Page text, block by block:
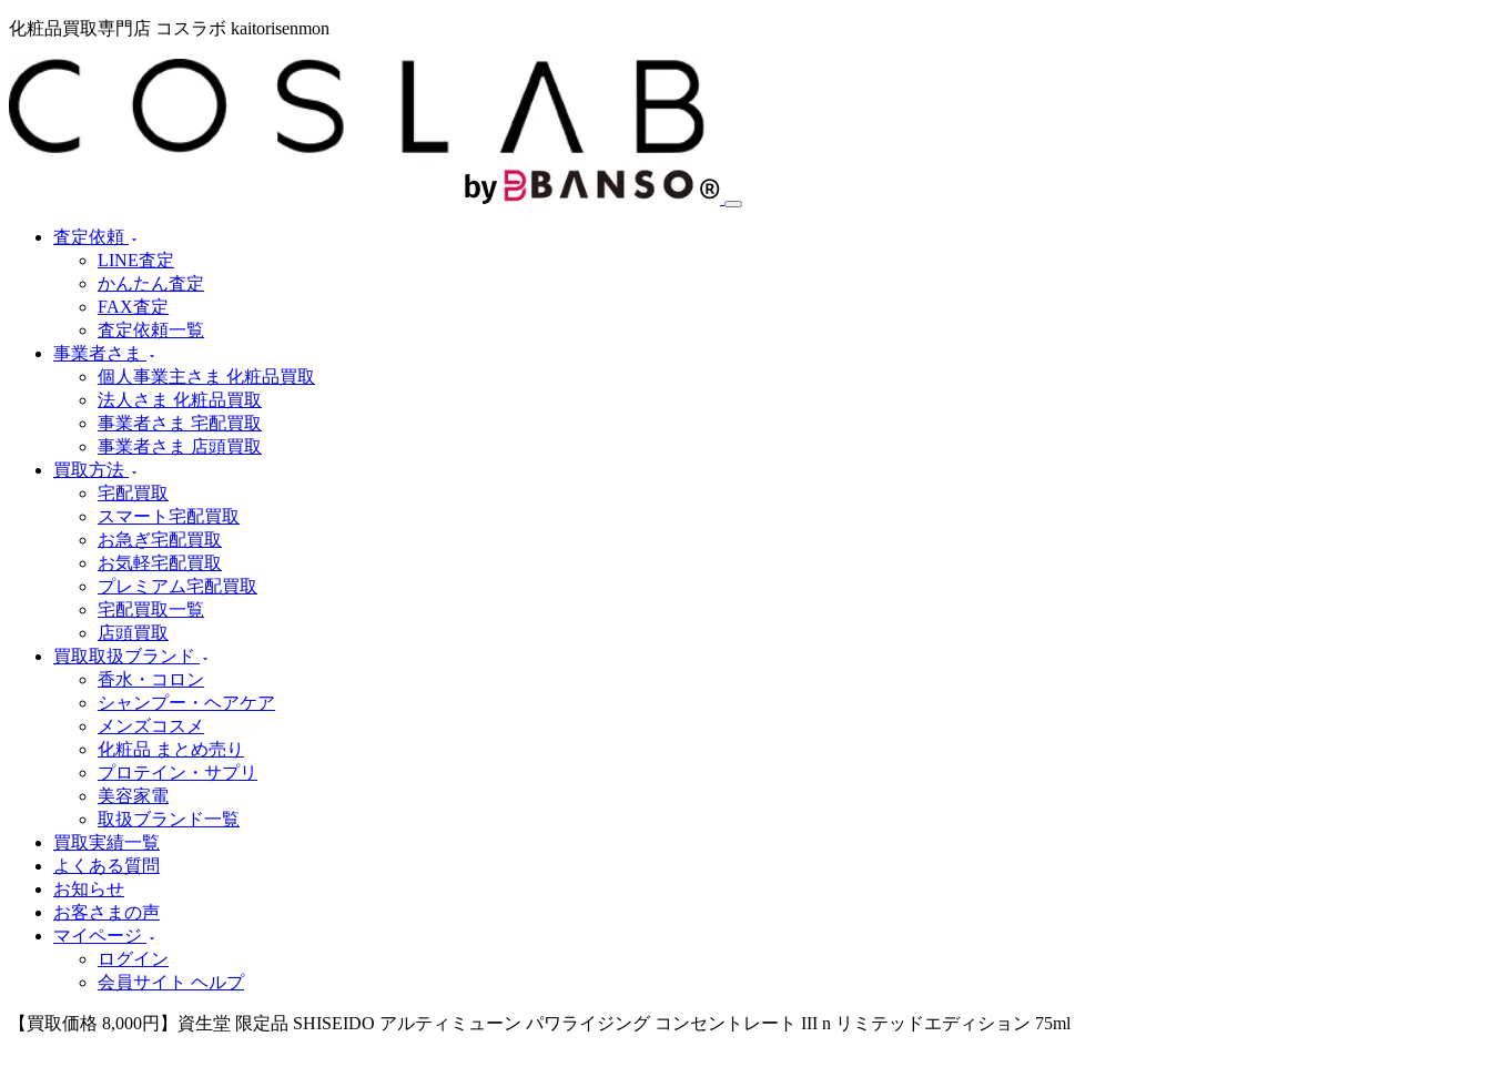
化粧品買取専門店 コスラボ kaitorisenmon
査定依頼
LINE査定
かんたん査定
FAX査定
査定依頼一覧
事業者さま
個人事業主さま 化粧品買取
法人さま 化粧品買取
事業者さま 宅配買取
事業者さま 店頭買取
買取方法
宅配買取
スマート宅配買取
お急ぎ宅配買取
お気軽宅配買取
プレミアム宅配買取
宅配買取一覧
店頭買取
買取取扱ブランド
香水・コロン
シャンプー・ヘアケア
メンズコスメ
化粧品 まとめ売り
プロテイン・サプリ
美容家電
取扱ブランド一覧
買取実績一覧
よくある質問
お知らせ
お客さまの声
マイページ
ログイン
会員サイト ヘルプ
【買取価格 8,000円】資生堂 限定品 SHISEIDO アルティミューン パワライジング コンセントレート III n リミテッドエディション 75ml